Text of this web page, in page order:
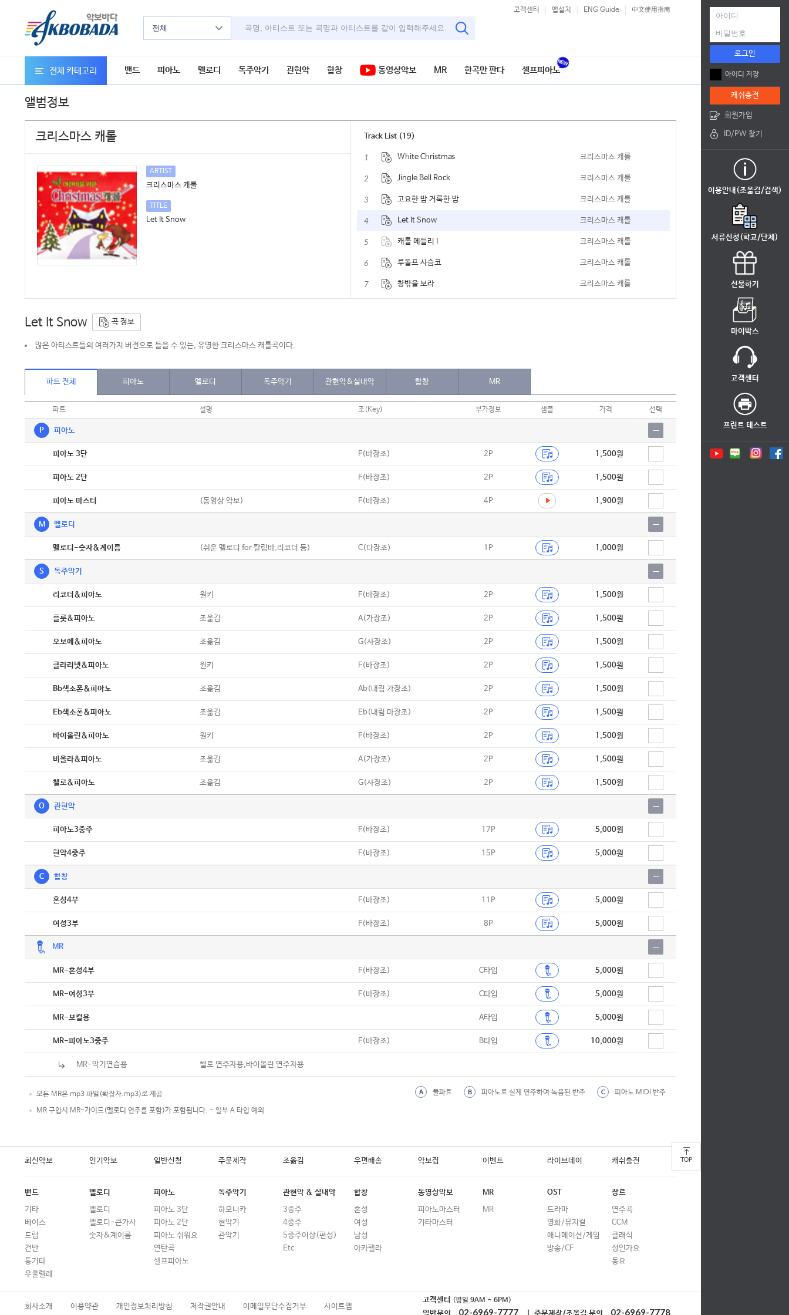
전체
고객센터 앱설치 ENG Guide 中文使用指南
전체 카테고리 밴드 피아노 멜로디 독주악기 관현악 합창 동영상악보 MR 한곡만 판다 셀프피아노
앨범정보
크리스마스 캐롤
ARTIST
크리스마스 캐롤
TITLE
Let It Snow
Track List (19)
1 White Christmas 크리스마스 캐롤
2 Jingle Bell Rock 크리스마스 캐롤
3 고요한 밤 거룩한 밤 크리스마스 캐롤
4 Let It Snow 크리스마스 캐롤
5 캐롤 메들리 I 크리스마스 캐롤
6 루돌프 사슴코 크리스마스 캐롤
7 창밖을 보라 크리스마스 캐롤
11 Winter Wonderland
13 크리스마스 캐롤
15 크리스마스 캐롤
16 크리스마스 캐롤
17
19 Feliz Navidad 크리스마스 캐롤
Let It Snow 곡 정보
많은 아티스트들의 여러가지 버전으로 들을 수 있는, 유명한 크리스마스 캐롤곡이다.
파트 전체 피아노 멜로디 독주악기 관현악&실내악 합창 MR
파트 설명 조(Key) 부가정보 샘플 가격 선택
P 피아노
피아노 3단 F(바장조) 2P 1,500원
피아노 2단 F(바장조) 2P 1,500원
피아노 마스터 (동영상 악보) F(바장조) 4P 1,900원
M 멜로디
멜로디-숫자&계이름 (쉬운 멜로디 for 칼림바,리코더 등) C(다장조) 1P 1,000원
S 독주악기
리코더&피아노 원키 F(바장조) 2P 1,500원
플룻&피아노 조옮김 A(가장조) 2P 1,500원
오보에&피아노 조옮김 G(사장조) 2P 1,500원
클라리넷&피아노 원키 F(바장조) 2P 1,500원
Bb색소폰&피아노 조옮김 Ab(내림 가장조) 2P 1,500원
Eb색소폰&피아노 조옮김 Eb(내림 마장조) 2P 1,500원
바이올린&피아노 원키 F(바장조) 2P 1,500원
비올라&피아노 조옮김 A(가장조) 2P 1,500원
첼로&피아노 조옮김 G(사장조) 2P 1,500원
O 관현악
피아노3중주 F(바장조) 17P 5,000원
현악4중주 F(바장조) 15P 5,000원
C 합창
혼성4부 F(바장조) 11P 5,000원
여성3부 F(바장조) 8P 5,000원
MR
MR-혼성4부 F(바장조) C타입 5,000원
MR-여성3부 F(바장조) C타입 5,000원
MR-보컬용 A타입 5,000원
MR-피아노3중주 F(바장조) B타입 10,000원
MR-악기연습용 첼로 연주자용,바이올린 연주자용
모든 MR은 mp3 파일(확장자.mp3)로 제공
MR 구입시 MR-가이드(멜로디 연주를 포함)가 포함됩니다. - 일부 A 타입 예외
A 풀파트 B 피아노로 실제 연주하여 녹음된 반주 C 피아노 MIDI 반주
최신악보 인기악보 일반신청 주문제작 조옮김 우편배송 악보집 이벤트 라이브데이 캐쉬충전
밴드
기타
베이스
드럼
건반
통기타
우쿨렐레
멜로디
멜로디
멜로디-큰가사
숫자&계이름
피아노
피아노 3단
피아노 2단
피아노 쉬워요
연탄곡
셀프피아노
독주악기
하모니카
현악기
관악기
관현악 & 실내악
3중주
4중주
5중주이상(편성)
Etc
합창
혼성
여성
남성
아카펠라
동영상악보
피아노마스터
기타마스터
MR
MR
OST
드라마
영화/뮤지컬
애니메이션/게임
방송/CF
장르
연주곡
CCM
클래식
성인가요
동요
회사소개 이용약관 개인정보처리방침 저작권안내 이메일무단수집거부 사이트맵
고객센터 (평일 9AM ~ 6PM)
02-6969-7777 02-6969-7778
로그인
아이디 저장
캐쉬충전
회원가입
ID/PW 찾기
이용안내(조옮김/검색)
서류신청(학교/단체)
선물하기
마이박스
고객센터
프린트 테스트
TOP